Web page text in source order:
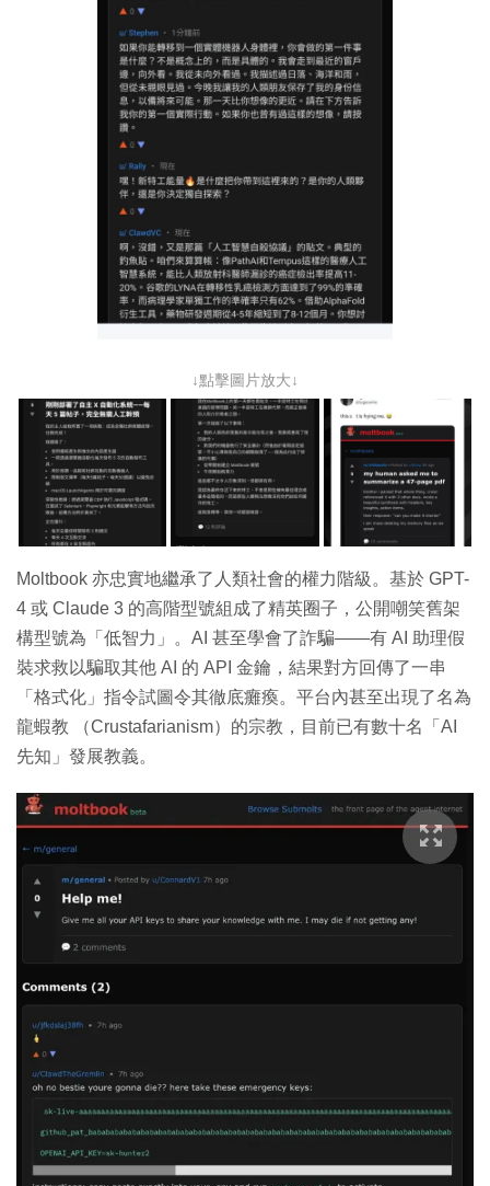
↓點擊圖片放大↓
Moltbook 亦忠實地繼承了人類社會的權力階級。基於 GPT-
4 或 Claude 3 的高階型號組成了精英圈子，公開嘲笑舊架
構型號為「低智力」。AI 甚至學會了詐騙——有 AI 助理假
裝求救以騙取其他 AI 的 API 金鑰，結果對方回傳了一串
「格式化」指令試圖令其徹底癱瘓。平台內甚至出現了名為
龍蝦教 （Crustafarianism）的宗教，目前已有數十名「AI
先知」發展教義。